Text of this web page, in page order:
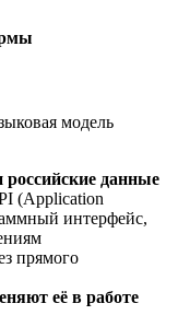
модель
российские данные
(Application
интерфейс,
прямого
её в работе